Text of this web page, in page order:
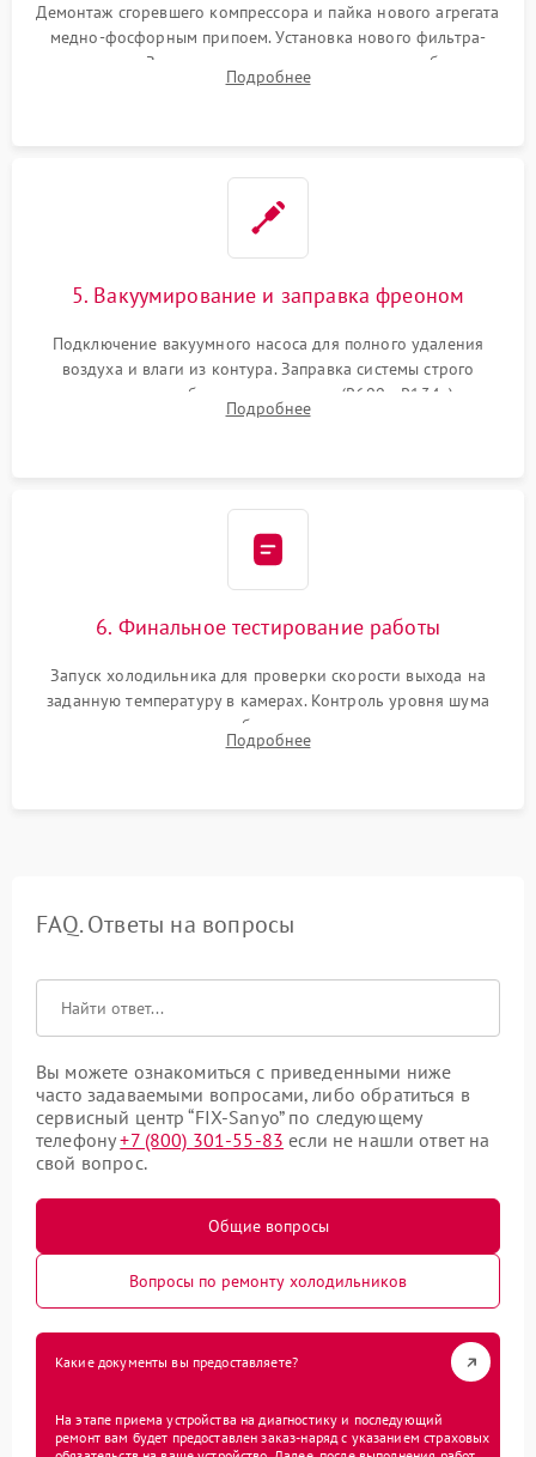
Демонтаж сгоревшего компрессора и пайка нового агрегата
медно-фосфорным припоем. Установка нового фильтра-
осушителя. Замена изношенных вентиляторов обдува,
сломанных заслонок или поврежденных дверных петель.
Подробнее
5. Вакуумирование и заправка фреоном
Подключение вакуумного насоса для полного удаления
воздуха и влаги из контура. Заправка системы строго
дозированным объемом хладагента (R600a, R134a) по
электронным весам. Контроль рабочего давления в системе.
Подробнее
6. Финальное тестирование работы
Запуск холодильника для проверки скорости выхода на
заданную температуру в камерах. Контроль уровня шума
компрессора, отсутствия обмерзания стенок и корректного
срабатывания системы автоматической оттайки.
Подробнее
FAQ. Ответы на вопросы
Вы можете ознакомиться с приведенными ниже
часто задаваемыми вопросами, либо обратиться в
сервисный центр “FIX-Sanyo” по следующему
телефону+7 (800) 301-55-83 если не нашли ответ на
свой вопрос.
Общие вопросы
Вопросы по ремонту холодильников
Какие документы вы предоставляете?
На этапе приема устройства на диагностику и последующий
ремонт вам будет предоставлен заказ-наряд с указанием страховых